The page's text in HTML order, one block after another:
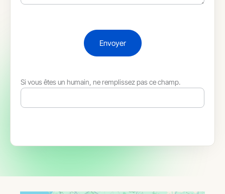
Envoyer
Si vous êtes un humain, ne remplissez pas ce champ.